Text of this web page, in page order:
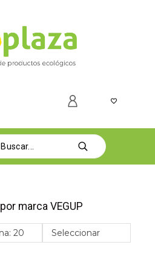
marca VEGUP
20 Seleccionar